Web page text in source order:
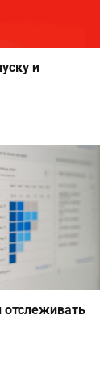
и
отслеживать